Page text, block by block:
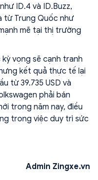
ID.4 và ID.Buzz,
từ Trung Quốc như
mẽ tại thị trường
vọng sẽ cạnh tranh
kết quả thực tế lại
từ 39.735 USD và
phải bán
trong năm nay, điều
trong việc duy trì sức
Admin Zingxe.vn